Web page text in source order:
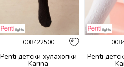
008422500
Penti детски хулахопки
Karina
Penti